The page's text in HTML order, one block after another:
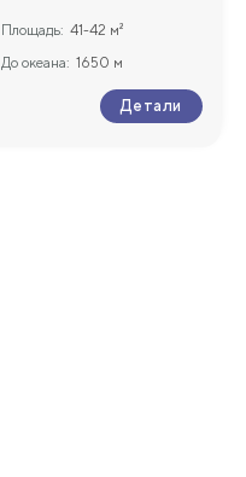
Площадь: 41-42 м²
До океана: 1650 м
Детали